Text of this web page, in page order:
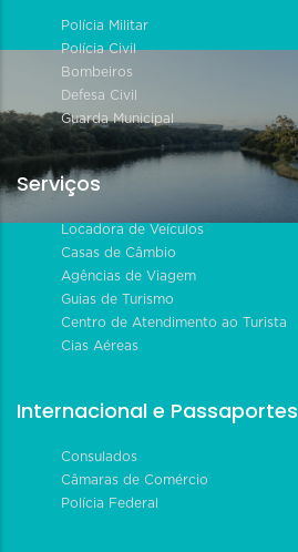
Polícia Militar
Polícia Civil
Bombeiros
Defesa Civil
Guarda Municipal
Serviços
Locadora de Veículos
Casas de Câmbio
Agências de Viagem
Guias de Turismo
Centro de Atendimento ao Turista
Cias Aéreas
Internacional e Passaportes
Consulados
Câmaras de Comércio
Polícia Federal